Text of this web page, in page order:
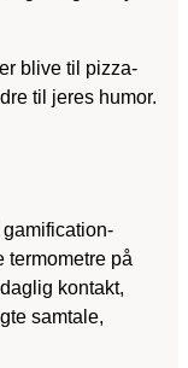
blive til pizza-
til jeres humor.
termometre på
kontakt,
samtale,